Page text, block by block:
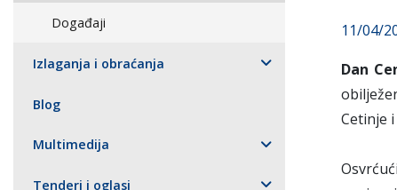
Događaji
Izlaganja i obraćanja
Blog
Multimedija
Tenderi i oglasi
11/04/
Dan
Cetinje